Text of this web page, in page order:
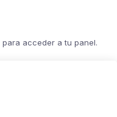
para acceder a tu panel.